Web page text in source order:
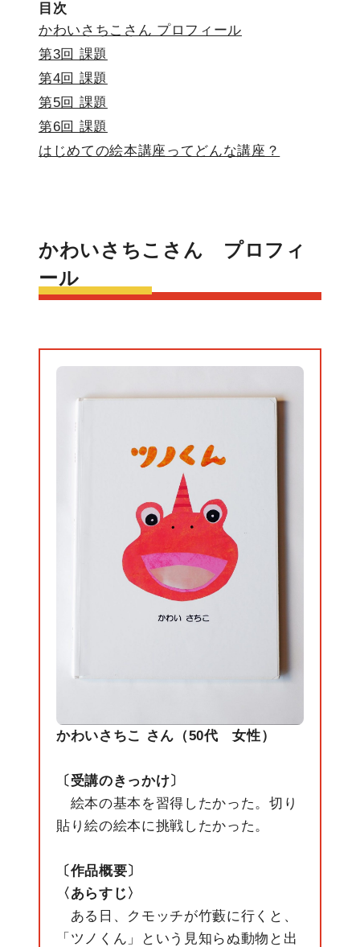
目次
かわいさちこさん プロフィール
第3回 課題
第4回 課題
第5回 課題
第6回 課題
はじめての絵本講座ってどんな講座？
かわいさちこさん プロフィ
ール
かわいさちこ さん（50代 女性）
〔受講のきっかけ〕
絵本の基本を習得したかった。切り
貼り絵の絵本に挑戦したかった。
〔作品概要〕
〈あらすじ〉
ある日、クモッチが竹藪に行くと、
「ツノくん」という見知らぬ動物と出